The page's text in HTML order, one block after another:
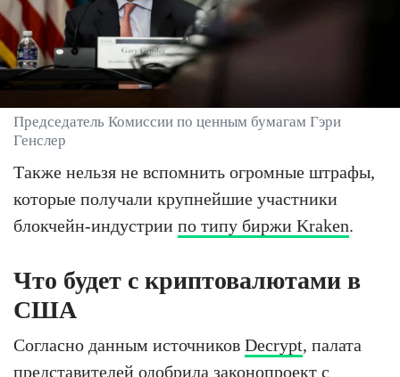
Председатель Комиссии по ценным бумагам Гэри
Генслер
Также нельзя не вспомнить огромные штрафы,
которые получали крупнейшие участники
блокчейн-индустрии по типу биржи Kraken.
Что будет с криптовалютами в
США
Согласно данным источников Decrypt, палата
представителей одобрила законопроект с